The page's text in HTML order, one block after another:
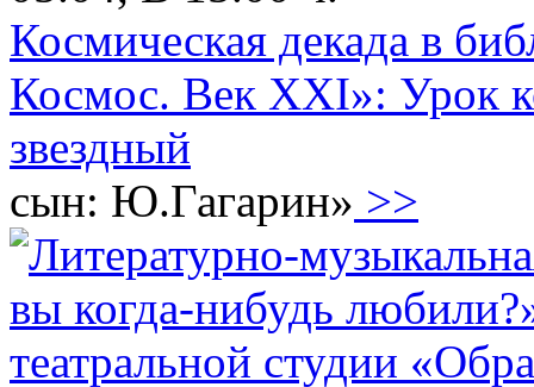
Космическая декада в
Космос. Век XXI»: Урок
звездный
сын: Ю.Гагарин» >>